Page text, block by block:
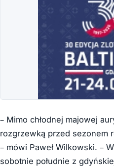
– Mimo chłodnej majowej
rozgrzewką przed sezonem
– mówi Paweł Wilkowski. –
sobotnie południe z